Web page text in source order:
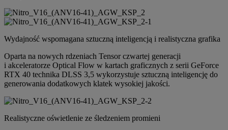
Wydajność wspomagana sztuczną inteligencją i realistyczna grafika
Oparta na nowych rdzeniach Tensor czwartej generacji
i akceleratorze Optical Flow w kartach graficznych z serii GeForce
RTX 40 technika DLSS 3,5 wykorzystuje sztuczną inteligencję do
generowania dodatkowych klatek wysokiej jakości.
Realistyczne oświetlenie ze śledzeniem promieni